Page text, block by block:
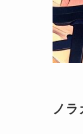
ノラ